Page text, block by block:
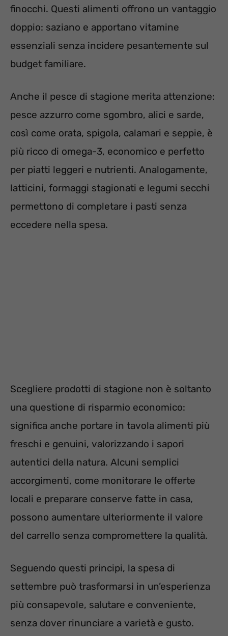
finocchi. Questi alimenti offrono un vantaggio
doppio: saziano e apportano vitamine
essenziali senza incidere pesantemente sul
budget familiare.
Anche il pesce di stagione merita attenzione:
pesce azzurro come sgombro, alici e sarde,
così come orata, spigola, calamari e seppie, è
più ricco di omega-3, economico e perfetto
per piatti leggeri e nutrienti. Analogamente,
latticini, formaggi stagionati e legumi secchi
permettono di completare i pasti senza
eccedere nella spesa.
Scegliere prodotti di stagione non è soltanto
una questione di risparmio economico:
significa anche portare in tavola alimenti più
freschi e genuini, valorizzando i sapori
autentici della natura. Alcuni semplici
accorgimenti, come monitorare le offerte
locali e preparare conserve fatte in casa,
possono aumentare ulteriormente il valore
del carrello senza compromettere la qualità.
Seguendo questi principi, la spesa di
settembre può trasformarsi in un’esperienza
più consapevole, salutare e conveniente,
senza dover rinunciare a varietà e gusto.